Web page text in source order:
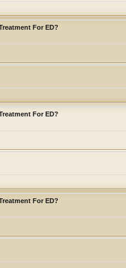
For ED?
For ED?
For ED?